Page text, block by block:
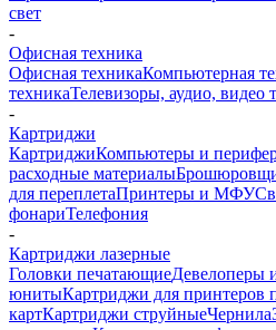
свет
-
Офисная техника
Офисная техникаКомпьютерная
техникаТелевизоры, аудио, видео
-
Картриджи
КартриджиКомпьютеры и
расходные материалы
для переплетаПринтеры и МФУ
фонариТелефония
-
Картриджи лазерные
Головки печатающиеДевелоперы
юнитыКартриджи для принтеров
картКартриджи струйныеЧернила